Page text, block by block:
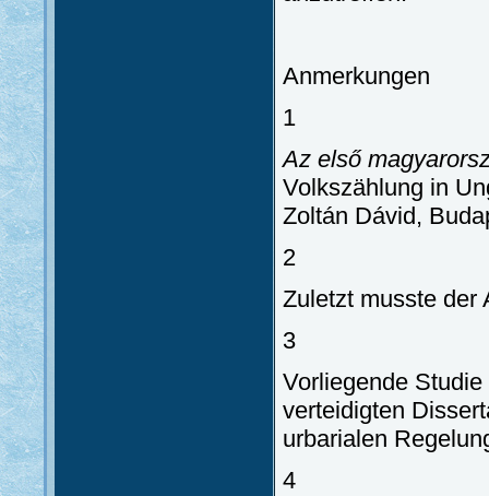
Anmerkungen
1
Az első
Volkszählung in
Zoltán Dávid,
2
Zuletzt musste der
3
Vorliegende
verteidigten
urbarialen
4